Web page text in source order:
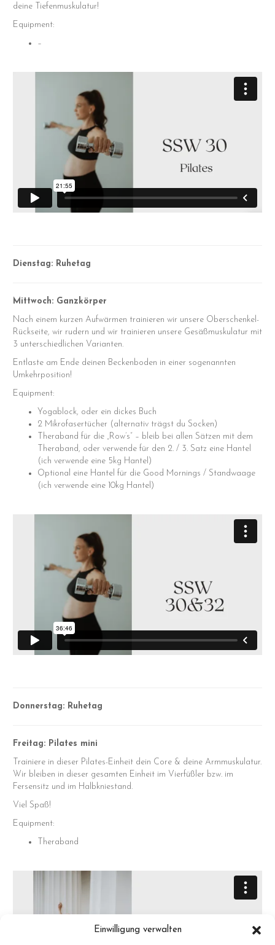
Einwilligung verwalten
deine Tiefenmuskulatur!
Equipment:
–
Dienstag: Ruhetag
Mittwoch: Ganzkörper
Nach einem kurzen Aufwärmen trainieren wir unsere Oberschenkel-
Rückseite, wir rudern und wir trainieren unsere Gesäßmuskulatur mit
3 unterschiedlichen Varianten.
Entlaste am Ende deinen Beckenboden in einer sogenannten
Umkehrposition!
Equipment:
Yogablock, oder ein dickes Buch
2 Mikrofasertücher (alternativ trägst du Socken)
Theraband für die „Row’s“ – bleib bei allen Sätzen mit dem
Theraband, oder verwende für den 2. / 3. Satz eine Hantel
(ich verwende eine 5kg Hantel)
Optional eine Hantel für die Good Mornings / Standwaage
(ich verwende eine 10kg Hantel)
Donnerstag: Ruhetag
Freitag: Pilates mini
Trainiere in dieser Pilates-Einheit dein Core & deine Armmuskulatur.
Wir bleiben in dieser gesamten Einheit im Vierfüßler bzw. im
Fersensitz und im Halbkniestand.
Viel Spaß!
Equipment:
Theraband